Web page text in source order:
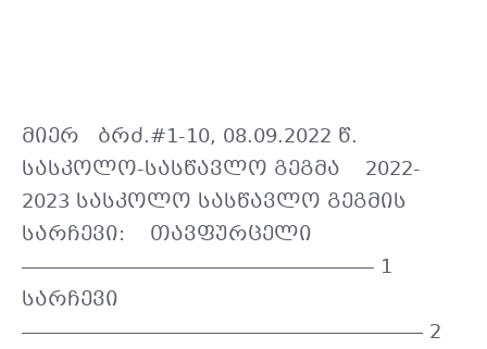
მიერ ბრძ.#1-10, 08.09.2022 წ.
სასკოლო-სასწავლო გეგმა 2022-
2023 სასკოლო სასწავლო გეგმის
სარჩევი: თავფურცელი
—————————————————— 1
სარჩევი
————————————————————– 2